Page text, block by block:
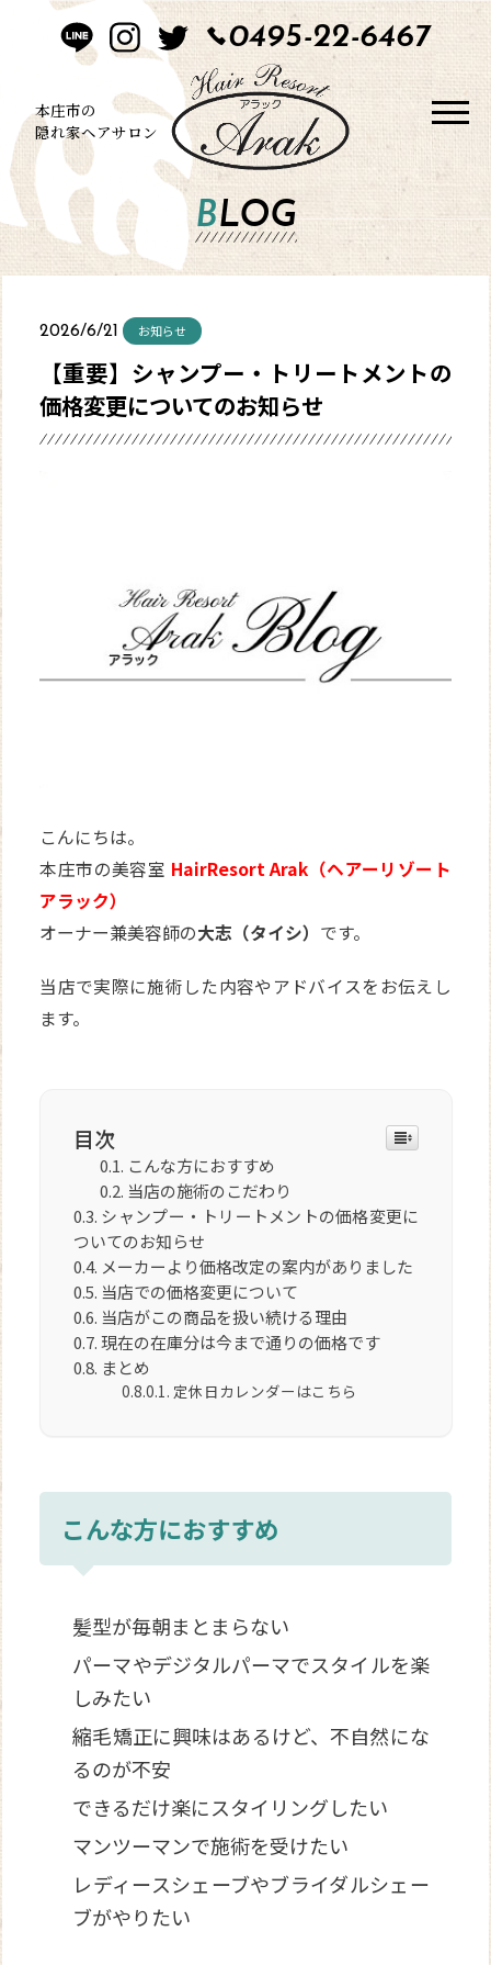
HOME
CONCEPT
STYLE
MENU
SALON
CONTACT
0495-22-6467
本庄市の
隠れ家ヘアサロン
BLOG
2026/6/21 お知らせ
【重要】シャンプー・トリートメントの
価格変更についてのお知らせ
こんにちは。
本庄市の美容室 HairResort Arak（ヘアーリゾート
アラック）
オーナー兼美容師の大志（タイシ） です。
当店で実際に施術した内容やアドバイスをお伝えし
ます。
目次
こんな方におすすめ
当店の施術のこだわり
シャンプー・トリートメントの価格変更に
ついてのお知らせ
メーカーより価格改定の案内がありました
当店での価格変更について
当店がこの商品を扱い続ける理由
現在の在庫分は今まで通りの価格です
まとめ
定休日カレンダーはこちら
こんな方におすすめ
髪型が毎朝まとまらない
パーマやデジタルパーマでスタイルを楽
しみたい
縮毛矯正に興味はあるけど、不自然にな
るのが不安
できるだけ楽にスタイリングしたい
マンツーマンで施術を受けたい
レディースシェーブやブライダルシェー
ブがやりたい